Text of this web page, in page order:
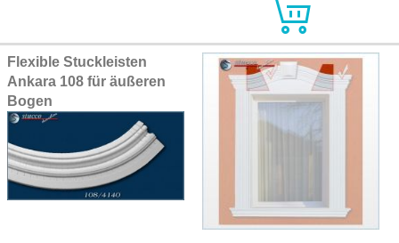
Flexible Stuckleisten
Ankara 108 für äußeren
Bogen